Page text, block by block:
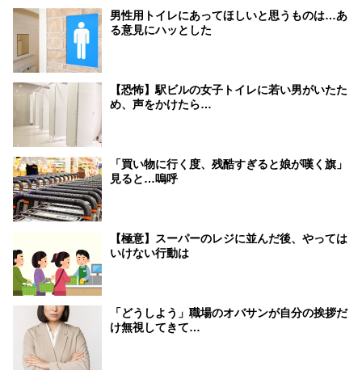
男性用トイレにあってほしいと思うものは…あ
る意見にハッとした
【恐怖】駅ビルの女子トイレに若い男がいたた
め、声をかけたら…
「買い物に行く度、残酷すぎると娘が嘆く旗」
見ると…嗚呼
【極意】スーパーのレジに並んだ後、やっては
いけない行動は
「どうしよう」職場のオバサンが自分の挨拶だ
け無視してきて…